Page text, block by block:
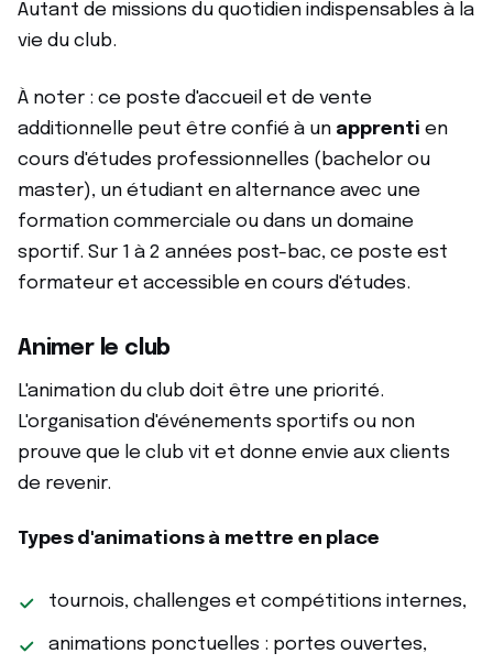
Autant de missions du quotidien indispensables à la
vie du club.
À noter : ce poste d'accueil et de vente
additionnelle peut être confié à un apprenti en
cours d'études professionnelles (bachelor ou
master), un étudiant en alternance avec une
formation commerciale ou dans un domaine
sportif. Sur 1 à 2 années post-bac, ce poste est
formateur et accessible en cours d'études.
Animer le club
L'animation du club doit être une priorité.
L'organisation d'événements sportifs ou non
prouve que le club vit et donne envie aux clients
de revenir.
Types d'animations à mettre en place
tournois, challenges et compétitions internes,
animations ponctuelles : portes ouvertes,